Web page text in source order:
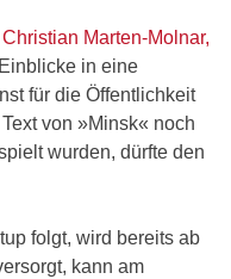
Christian Marten-Molnar,
in eine
für die Öffentlichkeit
von »Minsk« noch
wurden, dürfte den
folgt, wird bereits ab
kann am